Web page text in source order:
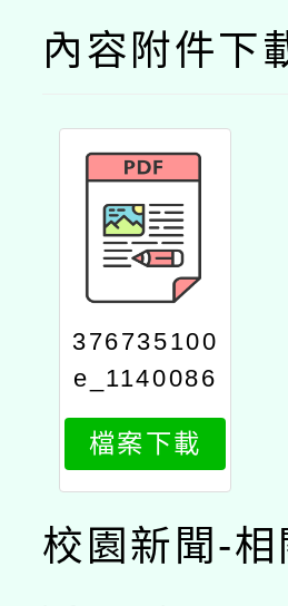
內容附件下
376735100
e_1140086
192_attach
1
檔案下載
校園新聞-相